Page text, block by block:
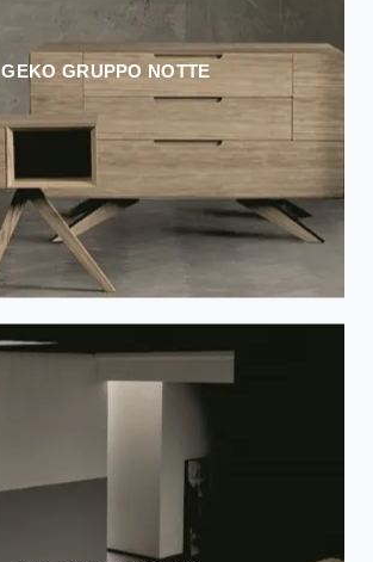
GEKO GRUPPO NOTTE